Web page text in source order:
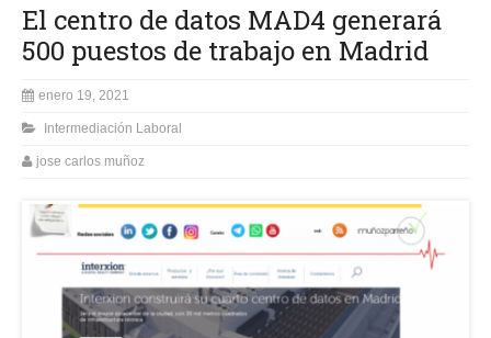
El centro de datos MAD4 generará
500 puestos de trabajo en Madrid
enero 19, 2021
Intermediación Laboral
jose carlos muñoz